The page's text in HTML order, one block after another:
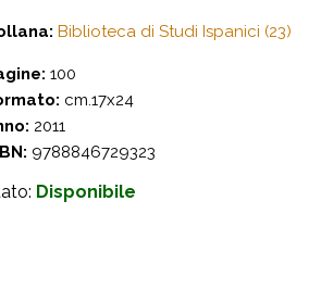
Biblioteca di Studi Ispanici (23)
100
cm.17x24
2011
9788846729323
Disponibile